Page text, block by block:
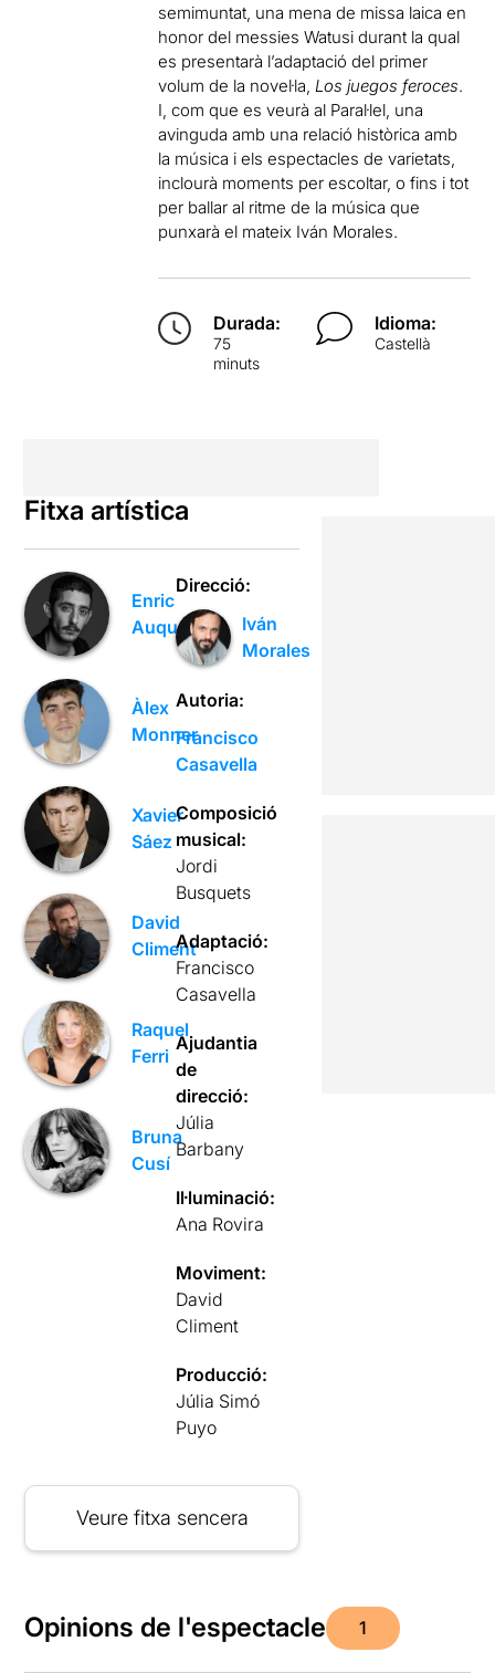
semimuntat, una mena de missa laica en
honor del messies Watusi durant la qual
es presentarà l’adaptació del primer
volum de la novel·la, Los juegos feroces.
I, com que es veurà al Paral·lel, una
avinguda amb una relació històrica amb
la música i els espectacles de varietats,
inclourà moments per escoltar, o fins i tot
per ballar al ritme de la música que
punxarà el mateix Iván Morales.
Durada:
75
minuts
Idioma:
Castellà
Fitxa artística
Enric
Auquer
Àlex
Monner
Xavier
Sáez
David
Climent
Raquel
Ferri
Bruna
Cusí
Direcció:
Iván
Morales
Autoria:
Francisco
Casavella
Composició
musical:
Jordi
Busquets
Adaptació:
Francisco
Casavella
Ajudantia
de
direcció:
Júlia
Barbany
Il·luminació:
Ana Rovira
Moviment:
David
Climent
Producció:
Júlia Simó
Puyo
Veure fitxa sencera
Opinions de l'espectacle 1